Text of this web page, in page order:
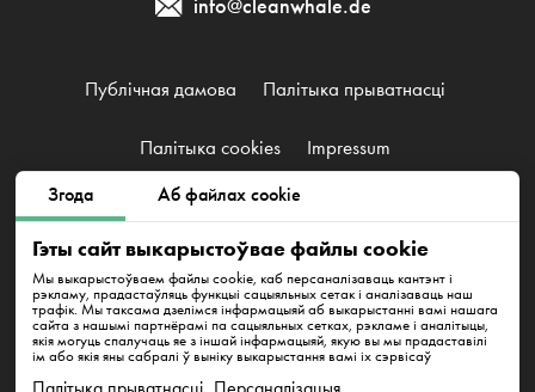
Згода Аб файлах cookie
Гэты сайт выкарыстоўвае файлы cookie
Мы выкарыстоўваем файлы cookie, каб персаналізаваць кантэнт і
рэкламу, прадастаўляць функцыі сацыяльных сетак і аналізаваць наш
трафік. Мы таксама дзелімся інфармацыяй аб выкарыстанні вамі нашага
сайта з нашымі партнёрамі па сацыяльных сетках, рэкламе і аналітыцы,
якія могуць спалучаць яе з іншай інфармацыяй, якую вы мы прадаставілі
ім або якія яны сабралі ў выніку выкарыстання вамі іх сэрвісаў
info@cleanwhale.de
Публічная дамова Палітыка прыватнасці
Палітыка cookies Impressum
CleanWhale GmbH, HRB 240046 B, DE353460818
Westhafenstraße 1, 13353 Berlin